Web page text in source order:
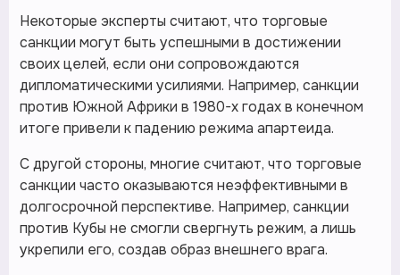
Некоторые эксперты считают, что торговые
санкции могут быть успешными в достижении
своих целей, если они сопровождаются
дипломатическими усилиями. Например, санкции
против Южной Африки в 1980-х годах в конечном
итоге привели к падению режима апартеида.
С другой стороны, многие считают, что торговые
санкции часто оказываются неэффективными в
долгосрочной перспективе. Например, санкции
против Кубы не смогли свергнуть режим, а лишь
укрепили его, создав образ внешнего врага.